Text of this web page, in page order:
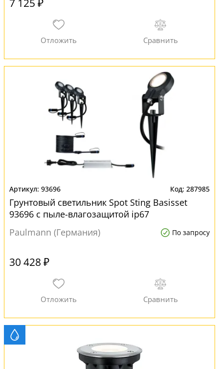
93696 287985
Грунтовый светильник Spot Sting Basisset
93696 с пыле-влагозащитой ip67
Paulmann (Германия)
По запросу
30 428 ₽